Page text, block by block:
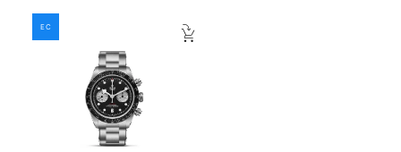
EC